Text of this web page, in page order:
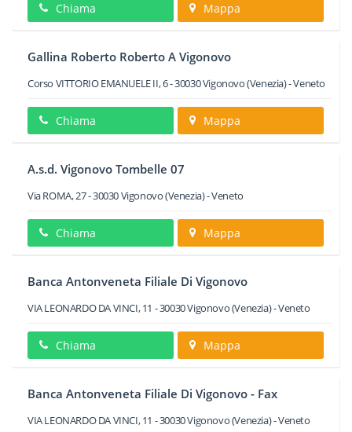
Chiama Mappa
Gallina Roberto Roberto A Vigonovo
Corso VITTORIO EMANUELE II, 6-30030Vigonovo(Venezia) -Veneto
Chiama Mappa
A.s.d. Vigonovo Tombelle 07
Via ROMA, 27-30030Vigonovo(Venezia) -Veneto
Chiama Mappa
Banca Antonveneta Filiale Di Vigonovo
VIA LEONARDO DA VINCI, 11 -30030Vigonovo(Venezia) -Veneto
Chiama Mappa
Banca Antonveneta Filiale Di Vigonovo - Fax
VIA LEONARDO DA VINCI, 11 -30030Vigonovo(Venezia) -Veneto